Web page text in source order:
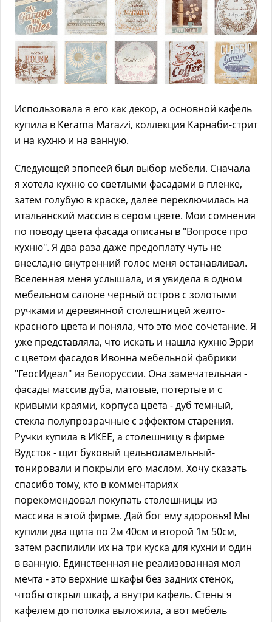
Использовала я его как декор, а основной кафель
купила в Кеrama Marazzi, коллекция Карнаби-стрит
и на кухню и на ванную.
Следующей эпопеей был выбор мебели. Сначала
я хотела кухню со светлыми фасадами в пленке,
затем голубую в краске, далее переключилась на
итальянский массив в сером цвете. Мои сомнения
по поводу цвета фасада описаны в "Вопросе про
кухню". Я два раза даже предоплату чуть не
внесла,но внутренний голос меня останавливал.
Вселенная меня услышала, и я увидела в одном
мебельном салоне черный остров с золотыми
ручками и деревянной столешницей желто-
красного цвета и поняла, что это мое сочетание. Я
уже представляла, что искать и нашла кухню Эрри
с цветом фасадов Ивонна мебельной фабрики
"ГеосИдеал" из Белоруссии. Она замечательная -
фасады массив дуба, матовые, потертые и с
кривыми краями, корпуса цвета - дуб темный,
стекла полупрозрачные с эффектом старения.
Ручки купила в ИКЕЕ, а столешницу в фирме
Вудсток - щит буковый цельноламельный-
тонировали и покрыли его маслом. Хочу сказать
спасибо тому, кто в комментариях
порекомендовал покупать столешницы из
массива в этой фирме. Дай бог ему здоровья! Мы
купили два щита по 2м 40см и второй 1м 50см,
затем распилили их на три куска для кухни и один
в ванную. Единственная не реализованная моя
мечта - это верхние шкафы без задних стенок,
чтобы открыл шкаф, а внутри кафель. Стены я
кафелем до потолка выложила, а вот мебель